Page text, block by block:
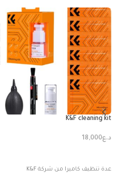
K&F cleaning kit
د.ع18,000
عدة تنظيف كاميرا من شركة K&F